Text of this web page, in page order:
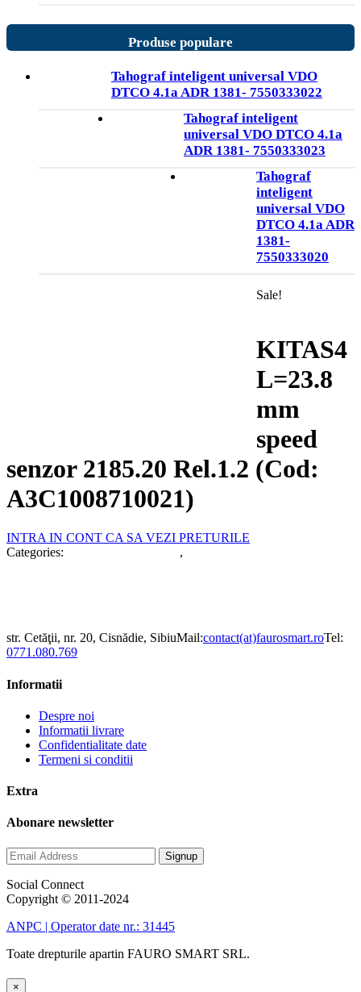
Produse populare
Tahograf inteligent universal VDO
DTCO 4.1a ADR 1381- 7550333022
Tahograf inteligent
universal VDO DTCO 4.1a
ADR 1381- 7550333023
Tahograf
inteligent
universal VDO
DTCO 4.1a ADR
1381-
7550333020
Sale!
KITAS4
L=23.8
mm
speed
senzor 2185.20 Rel.1.2 (Cod:
A3C1008710021)
INTRA IN CONT CA SA VEZI PRETURILE
Categories:
,
str. Cetăţii, nr. 20, Cisnădie, SibiuMail:contact(at)faurosmart.roTel:
0771.080.769
Informatii
Despre noi
Informatii livrare
Confidentialitate date
Termeni si conditii
Extra
Abonare newsletter
Social Connect
Copyright © 2011-2024
ANPC | Operator date nr.: 31445
Toate drepturile apartin FAURO SMART SRL.
×